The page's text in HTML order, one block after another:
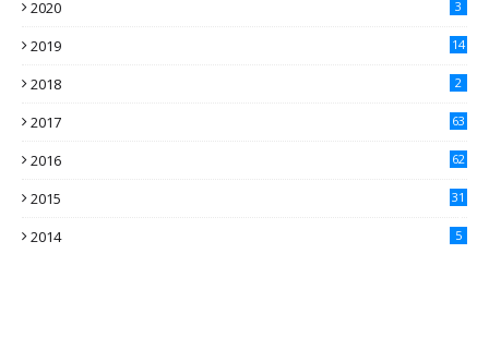
2020 3
2019 14
2018 2
2017 63
2016
62
2015
31
2014 5